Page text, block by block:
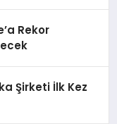
Rekor
Şirketi İlk Kez